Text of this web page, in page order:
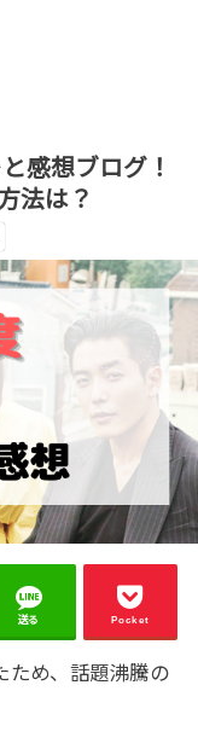
感想ブログ！
法は？
送る Pocket
ため、話題沸騰の